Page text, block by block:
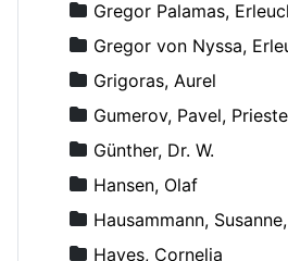
Gregor Palamas,
Gregor von Nyssa,
Grigoras, Aurel
Gumerov, Pavel,
Günther, Dr. W.
Hansen, Olaf
Hausammann,
Hayes, Cornelia